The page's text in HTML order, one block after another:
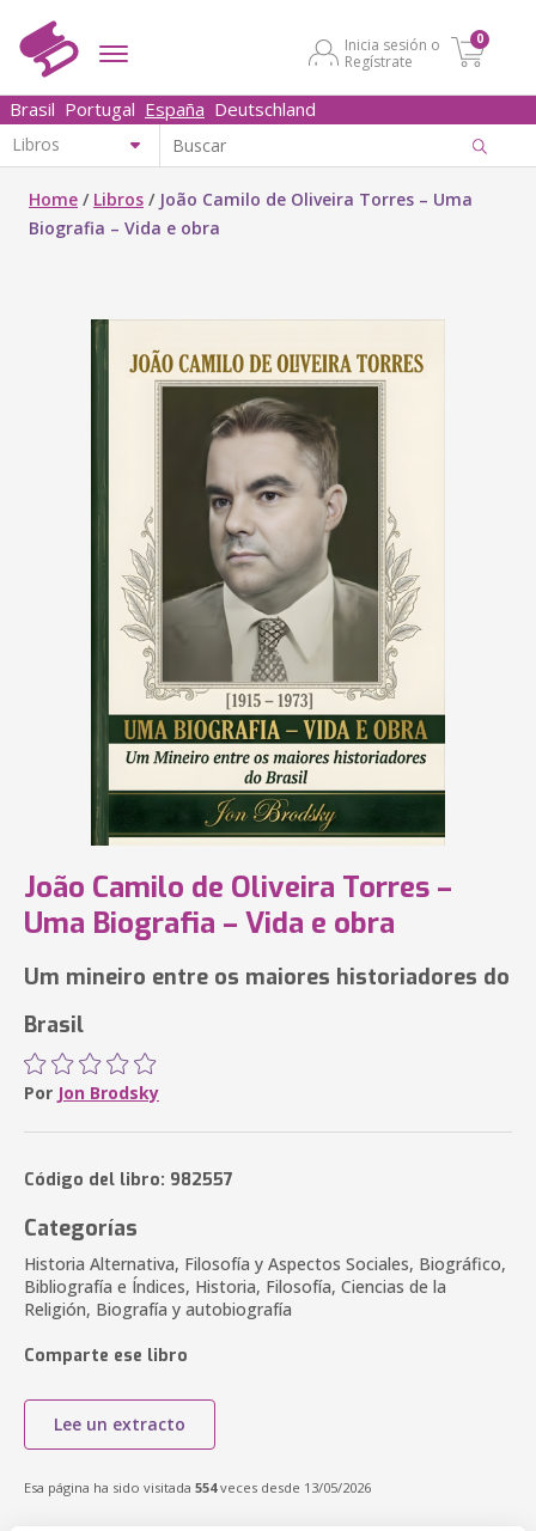
Inicia sesión o
Regístrate
0
Brasil Portugal España Deutschland
Home / Libros / João Camilo de Oliveira Torres – Uma
Biografia – Vida e obra
João Camilo de Oliveira Torres –
Uma Biografia – Vida e obra
Um mineiro entre os maiores historiadores do
Brasil
Por Jon Brodsky
Código del libro: 982557
Categorías
Historia Alternativa, Filosofía y Aspectos Sociales, Biográfico,
Bibliografía e Índices, Historia, Filosofía, Ciencias de la
Religión, Biografía y autobiografía
Comparte ese libro
Lee un extracto
Esa página ha sido visitada 554veces desde 13/05/2026